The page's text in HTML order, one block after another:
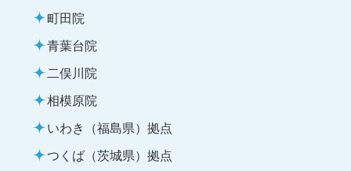
町田院
青葉台院
二俣川院
相模原院
いわき（福島県）拠点
つくば（茨城県）拠点